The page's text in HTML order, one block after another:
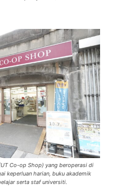
Co-op Shop) yang beroperasi di
keperluan harian, buku akademik
serta staf universiti.